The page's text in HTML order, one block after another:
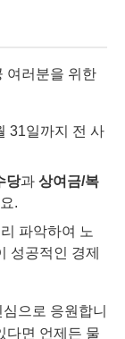
여러분을 위한
31일까지 전 사
당과 상여금/복
.
파악하여 노
성공적인 경제
으로 응원합니
다면 언제든 물